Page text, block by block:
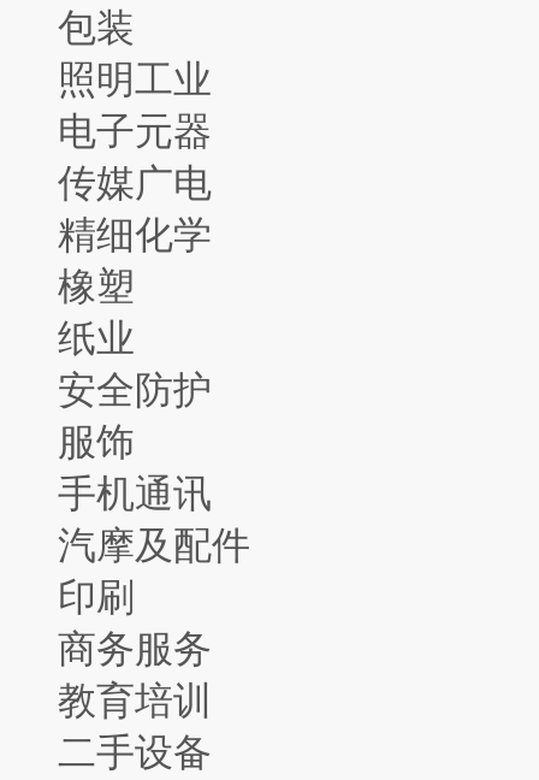
包装
照明工业
电子元器
传媒广电
精细化学
橡塑
纸业
安全防护
服饰
手机通讯
汽摩及配件
印刷
商务服务
教育培训
二手设备